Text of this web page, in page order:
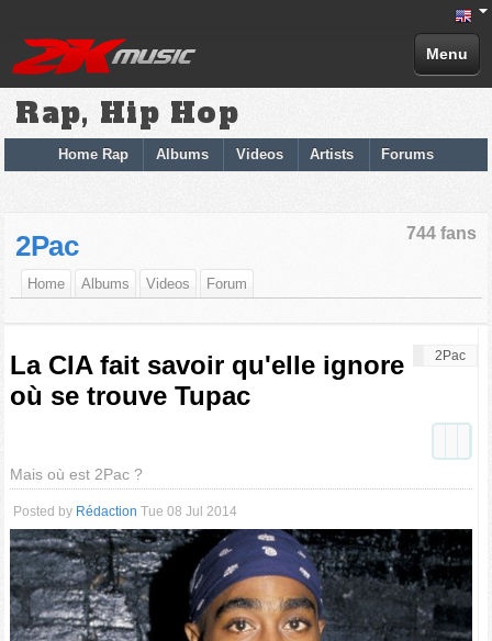
Menu
Rap, Hip Hop
Home Rap Albums Videos Artists Forums
744 fans
2Pac
Home Albums Videos Forum
2Pac
La CIA fait savoir qu'elle ignore
où se trouve Tupac
Mais où est 2Pac ?
Posted by Rédaction Tue 08 Jul 2014